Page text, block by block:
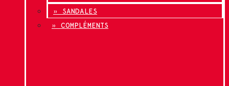
» SANDALES
» COMPLÉMENTS